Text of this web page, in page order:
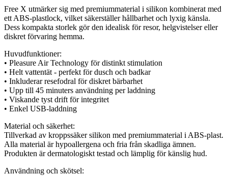
Free X utmärker sig med premiummaterial i silikon kombinerat med
ett ABS-plastlock, vilket säkerställer hållbarhet och lyxig känsla.
Dess kompakta storlek gör den idealisk för resor, helgvistelser eller
diskret förvaring hemma.
Huvudfunktioner:
• Pleasure Air Technology för distinkt stimulation
• Helt vattentät - perfekt för dusch och badkar
• Inkluderar resefodral för diskret bärbarhet
• Upp till 45 minuters användning per laddning
• Viskande tyst drift för integritet
• Enkel USB-laddning
Material och säkerhet:
Tillverkad av kroppssäker silikon med premiummaterial i ABS-plast.
Alla material är hypoallergena och fria från skadliga ämnen.
Produkten är dermatologiskt testad och lämplig för känslig hud.
Användning och skötsel: